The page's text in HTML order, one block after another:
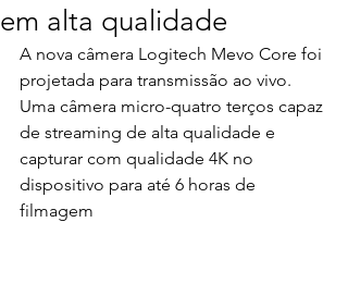
em alta qualidade
A nova câmera Logitech Mevo Core foi
projetada para transmissão ao vivo.
Uma câmera micro-quatro terços capaz
de streaming de alta qualidade e
capturar com qualidade 4K no
dispositivo para até 6 horas de
filmagem